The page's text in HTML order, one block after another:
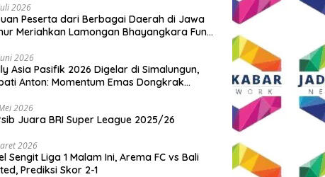
2026
Peserta dari Berbagai Daerah di Jawa
Meriahkan Lamongan Bhayangkara Fun
2026
Asia Pasifik 2026 Digelar di Simalungun,
Anton: Momentum Emas Dongkrak
2026
Juara BRI Super League 2025/26
2026
Sengit Liga 1 Malam Ini, Arema FC vs Bali
Prediksi Skor 2-1